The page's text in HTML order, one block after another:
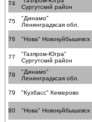
74
Сургутский район
75
"Динамо"
Ленинградксая обл.
76 "Нова" Новокуйбышевск
77
"Газпром-Югра"
Сургутский район
78
"Динамо"
Ленинградксая обл.
79 "Кузбасс" Кемерово
80 "Нова" Новокуйбышевск